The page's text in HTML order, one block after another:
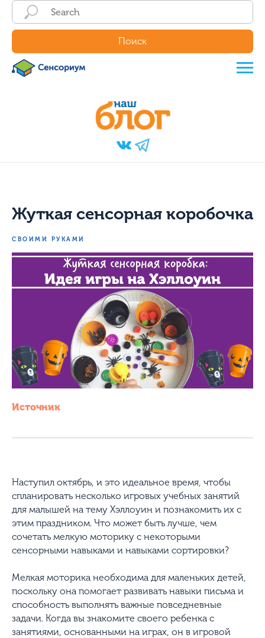
Поиск
Жуткая сенсорная коробочка
СВОИМИ РУКАМИ
Источник
Наступил октябрь, и это идеальное время, чтобы
спланировать несколько игровых учебных занятий
для малышей на тему Хэллоуин и познакомить их с
этим праздником. Что может быть лучше, чем
сочетать мелкую моторику с некоторыми
сенсорными навыками и навыками сортировки?
Мелкая моторика необходима для маленьких детей,
поскольку она помогает развивать навыки письма и
способность выполнять важные повседневные
задачи. Когда вы знакомите своего ребенка с
занятиями, основанными на играх, он в игровой